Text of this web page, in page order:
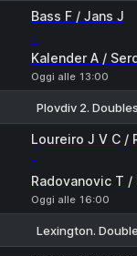
Bass F / Jans J
-
Kalender A /
Oggi alle 13:00
Plovdiv 2. Doubles
Loureiro J V C /
-
Radovanovic T /
Oggi alle 16:00
Lexington.